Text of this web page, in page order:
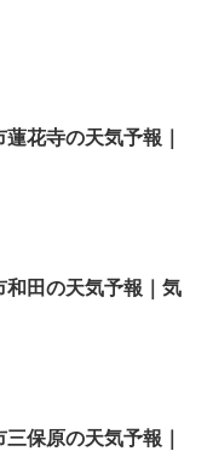
花寺の天気予報｜
和田の天気予報｜気
保原の天気予報｜